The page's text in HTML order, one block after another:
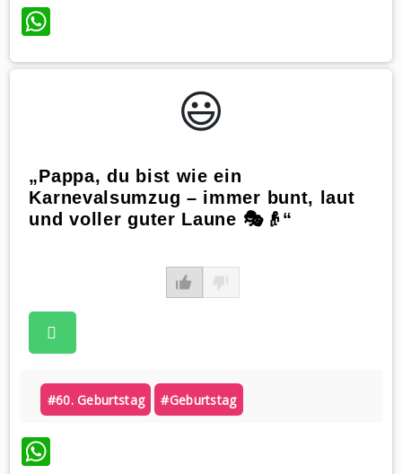
WhatsApp
😃️
„Pappa, du bist wie ein
Karnevalsumzug – immer bunt, laut
und voller guter Laune 🎭👴“
#60. Geburtstag #geburtstag
WhatsApp